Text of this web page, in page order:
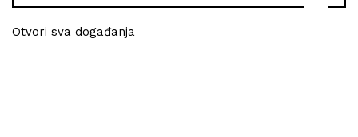
Otvori sva događanja